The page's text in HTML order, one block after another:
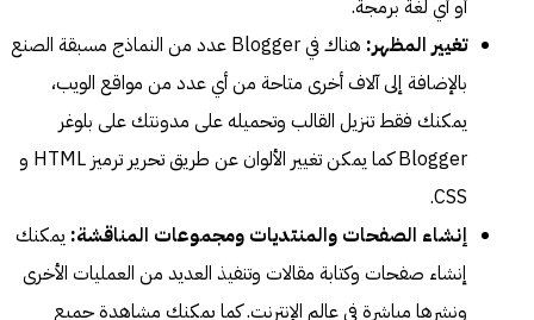
أو أي لغة برمجة.
تغيير المظهر:
هناك في Blogger عدد من النماذج مسبقة الصنع
بالإضافة إلى آلاف أخرى متاحة من أي عدد من مواقع الويب،
يمكنك فقط تنزيل القالب وتحميله على مدونتك على بلوغر
Blogger كما يمكن تغيير الألوان عن طريق تحرير ترميز HTML و
CSS.
إنشاء الصفحات والمنتديات ومجموعات المناقشة: يمكنك
إنشاء صفحات وكتابة مقالات وتنفيذ العديد من العمليات الأخرى
ونشرها مباشرة في عالم الإنترنت. كما يمكنك مشاهدة جميع